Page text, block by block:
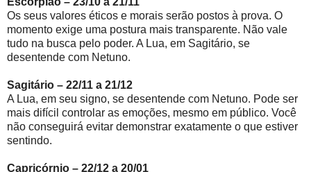
Os seus valores éticos e morais serão postos à prova. O
momento exige uma postura mais transparente. Não vale
tudo na busca pelo poder. A Lua, em Sagitário, se
desentende com Netuno.
Sagitário – 22/11 a 21/12
A Lua, em seu signo, se desentende com Netuno. Pode ser
mais difícil controlar as emoções, mesmo em público. Você
não conseguirá evitar demonstrar exatamente o que estiver
sentindo.
Capricórnio – 22/12 a 20/01